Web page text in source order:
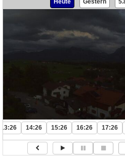
13:26 14:26 15:26 16:26 17:26